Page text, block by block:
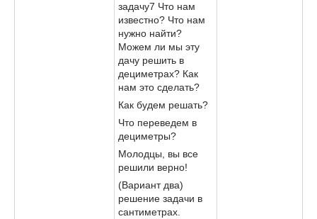
задачу7 Что нам
известно? Что нам
нужно найти?
Можем ли мы эту
дачу решить в
дециметрах? Как
нам это сделать?
Как будем решать?
Что переведем в
дециметры?
Молодцы, вы все
решили верно!
(Вариант два)
решение задачи в
сантиметрах.